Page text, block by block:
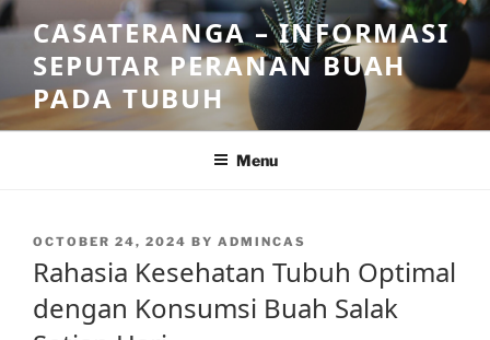
Skip
to
content
CASATERANGA – INFORMASI
SEPUTAR PERANAN BUAH
PADA TUBUH
Menu
POSTED
OCTOBER 24, 2024 BY ADMINCAS
Rahasia Kesehatan Tubuh Optimal
dengan Konsumsi Buah Salak